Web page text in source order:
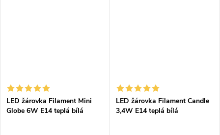
LED žárovka Filament Mini
Globe 6W E14 teplá bílá
LED žárovka Filament Candle
3,4W E14 teplá bílá